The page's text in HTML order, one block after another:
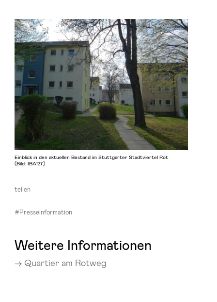
Einblick in den aktuellen Bestand im Stuttgarter Stadtviertel Rot
(Bild: IBA’27)
teilen
#Presseinformation
Weitere Informationen
Quartier am Rotweg